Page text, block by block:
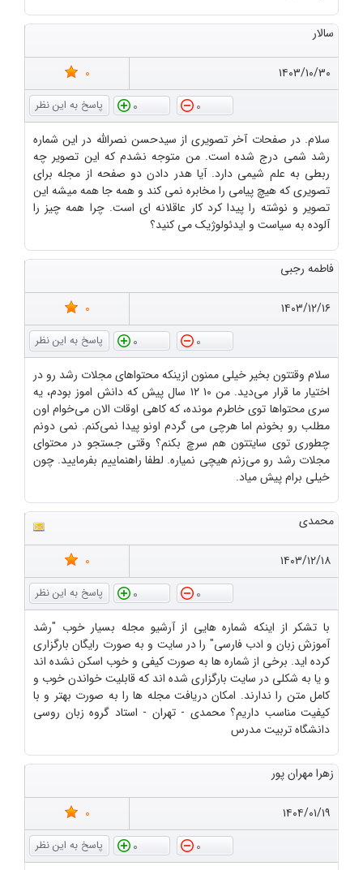
سالار
۱۴۰۳/۱۰/۳۰
0
0
0
سلام. در صفحات آخر تصویری از سیدحسن نصرالله در این شماره
رشد شمی درج شده است. من متوجه نشدم که این تصویر چه
ربطی به علم شیمی دارد. آیا هدر دادن دو صفحه از مجله برای
تصویری که هیچ پیامی را مخابره نمی کند و همه جا همه میشه این
تصویر و نوشته را پیدا کرد کار عاقلانه ای است. چرا همه چیز را
آلوده به سیاست و ایدئولوژیک می کنید؟
فاطمه رجبی
۱۴۰۳/۱۲/۱۶
0
0
0
سلام وقتتون بخیر خیلی ممنون ازینکه محتواهای مجلات رشد رو در
اختیار ما قرار می‌دید. من ۱۰ ۱۲ سال پیش که دانش اموز بودم، یه
سری محتواها توی خاطرم مونده، که کاهی اوقات الان می‌خوام اون
مطلب رو بخونم اما هرچی می گردم اونو پیدا نمی‌کنم. نمی دونم
چطوری توی سایتتون هم سرچ بکنم؟ وقتی جستجو در محتوای
مجلات رشد رو می‌زنم هیچی نمیاره. لطفا راهنماییم بفرمایید. چون
خیلی برام پیش میاد.
محمدی
۱۴۰۳/۱۲/۱۸
0
0
0
با تشکر از اینکه شماره هایی از آرشیو مجله بسیار خوب "رشد
آموزش زبان و ادب فارسی" را در سایت و به صورت رایگان بارگزاری
کرده اید. برخی از شماره ها به صورت کیفی و خوب اسکن نشده اند
و یا به شکلی در سایت بارگزاری شده اند که قابلیت خواندن خوب و
کامل متن را ندارند. امکان دریافت مجله ها را به صورت بهتر و با
کیفیت مناسب داریم؟ محمدی - تهران - استاد گروه زبان روسی
دانشگاه تربیت مدرس
زهرا مهران پور
۱۴۰۴/۰۱/۱۹
0
0
0